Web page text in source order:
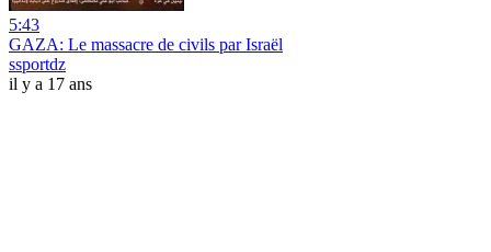
5:43
GAZA: Le massacre de civils par Israël
ssportdz
il y a 17 ans